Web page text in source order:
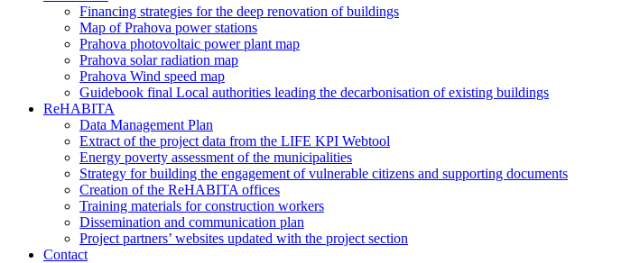
Financing strategies for the deep renovation of buildings
Map of Prahova power stations
Prahova photovoltaic power plant map
Prahova solar radiation map
Prahova Wind speed map
Guidebook final Local authorities leading the decarbonisation of existing buildings
ReHABITA
Data Management Plan
Extract of the project data from the LIFE KPI Webtool
Energy poverty assessment of the municipalities
Strategy for building the engagement of vulnerable citizens and supporting documents​
Creation of the ReHABITA offices
Training materials for construction workers
Dissemination and communication plan
Project partners’ websites updated with the project section
Contact